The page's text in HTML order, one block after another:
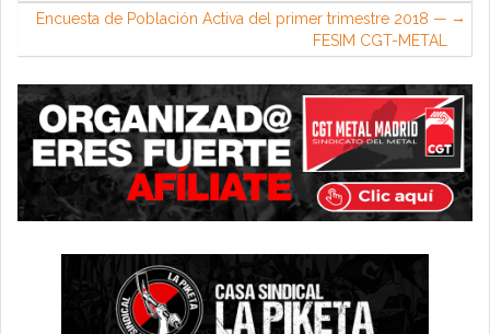
Encuesta de Población Activa del primer trimestre 2018 —
FESIM CGT-METAL